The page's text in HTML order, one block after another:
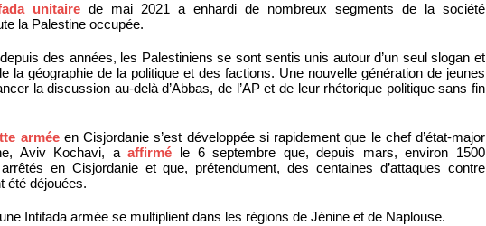
unitaire de mai 2021 a enhardi de nombreux segments de la société
la Palestine occupée.
des années, les Palestiniens se sont sentis unis autour d’un seul slogan et
la géographie de la politique et des factions. Une nouvelle génération de jeunes
la discussion au-delà d’Abbas, de l’AP et de leur rhétorique politique sans fin
arméeen Cisjordanie s’est développée si rapidement que le chef d’état-major
Aviv Kochavi, aaffirmé le 6 septembre que, depuis mars, environ 1500
en Cisjordanie et que, prétendument, des centaines d’attaques contre
été déjouées.
Intifada armée se multiplient dans les régions de Jénine et de Naplouse.